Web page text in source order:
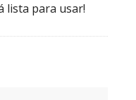
lista para usar!